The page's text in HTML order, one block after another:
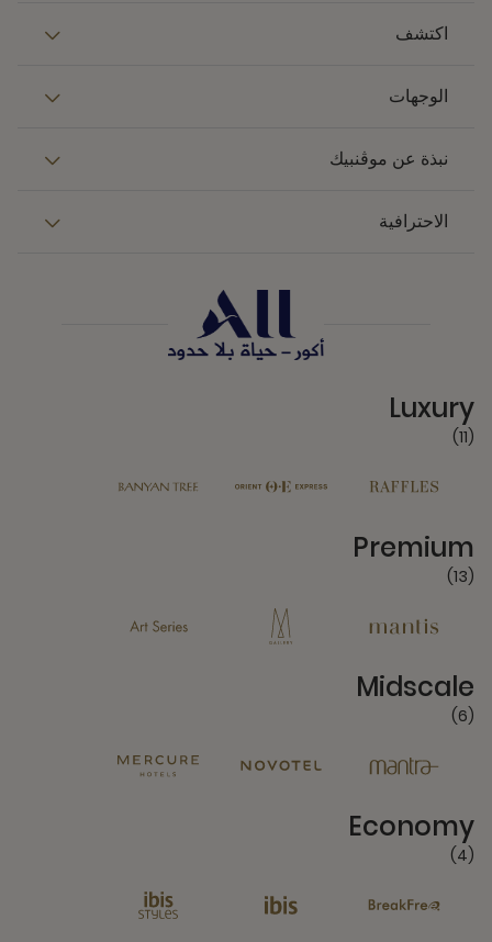
اكتشف
الوجهات
نبذة عن موڤنبيك
الاحترافية
Luxury
(11)
Premium
(13)
Midscale
(6)
Economy
(4)